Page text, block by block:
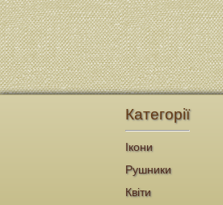
Категорії
Ікони
Рушники
Квіти